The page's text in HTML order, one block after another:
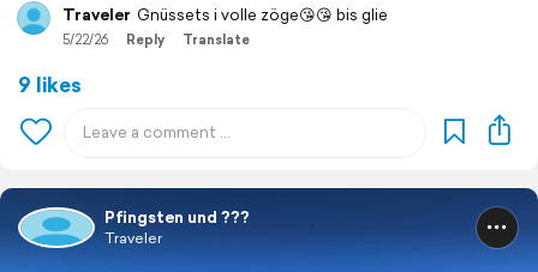
Traveler Gnüssets i volle zöge😘😘 bis glie
5/22/26 Reply Translate
9 likes
Pfingsten und ???
Traveler